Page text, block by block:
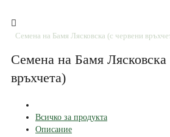
Семена на Бамя Лясковска (с червени
Семена на Бамя Лясковска
връхчета)
Всичко за продукта
Описание